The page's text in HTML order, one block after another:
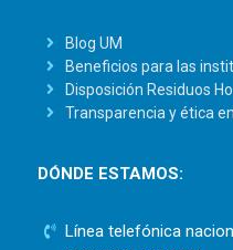
Blog UM
Beneficios para las
Disposición Residuos
Transparencia y ética
DÓNDE ESTAMOS:
Línea telefónica